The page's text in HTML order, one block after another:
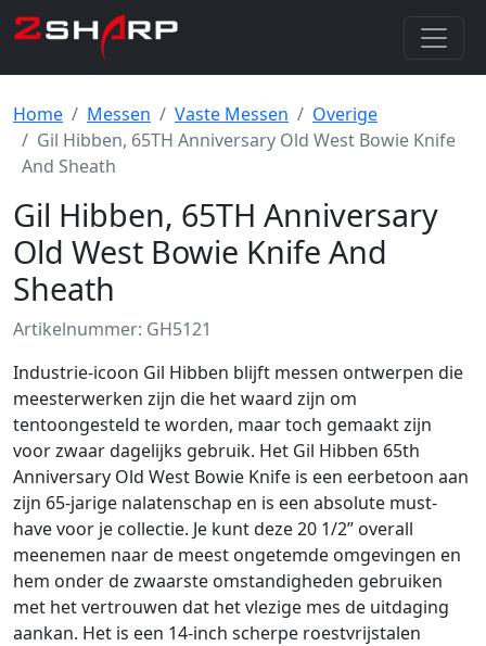
Home Messen Vaste Messen
Overige
Gil Hibben, 65TH Anniversary Old West Bowie Knife
And Sheath
Gil Hibben, 65TH Anniversary
Old West Bowie Knife And
Sheath
Artikelnummer: GH5121
Industrie-icoon Gil Hibben blijft messen ontwerpen die
meesterwerken zijn die het waard zijn om
tentoongesteld te worden, maar toch gemaakt zijn
voor zwaar dagelijks gebruik. Het Gil Hibben 65th
Anniversary Old West Bowie Knife is een eerbetoon aan
zijn 65-jarige nalatenschap en is een absolute must-
have voor je collectie. Je kunt deze 20 1/2” overall
meenemen naar de meest ongetemde omgevingen en
hem onder de zwaarste omstandigheden gebruiken
met het vertrouwen dat het vlezige mes de uitdaging
aankan. Het is een 14-inch scherpe roestvrijstalen